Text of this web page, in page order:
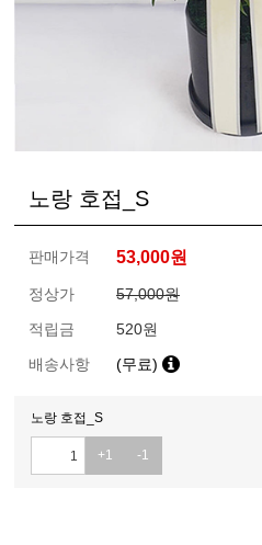
노랑 호접_S
판매가격 53,000원
정상가
57,000원
적립금
520원
배송사항
(무료)
노랑 호접_S
+1 -1